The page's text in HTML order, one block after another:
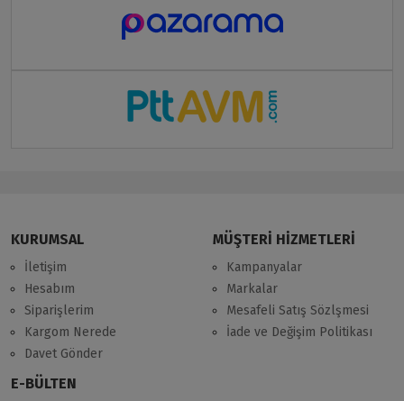
KURUMSAL
İletişim
Hesabım
Siparişlerim
Kargom Nerede
Davet Gönder
MÜŞTERİ HİZMETLERİ
Kampanyalar
Markalar
Mesafeli Satış Sözlşmesi
İade ve Değişim Politikası
E-BÜLTEN